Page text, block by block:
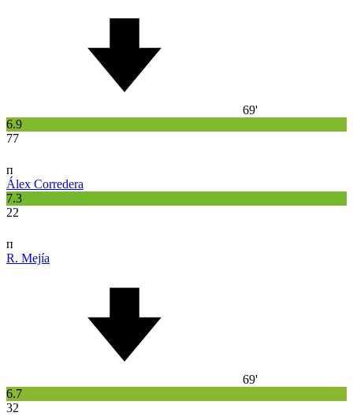
69'
6.9
77
п
Álex Corredera
7.3
22
п
R. Mejía
69'
6.7
32